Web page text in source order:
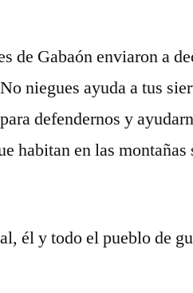
de Gabaón enviaron a
niegues ayuda a tus
defendernos y
habitan en las
él y todo el pueblo de